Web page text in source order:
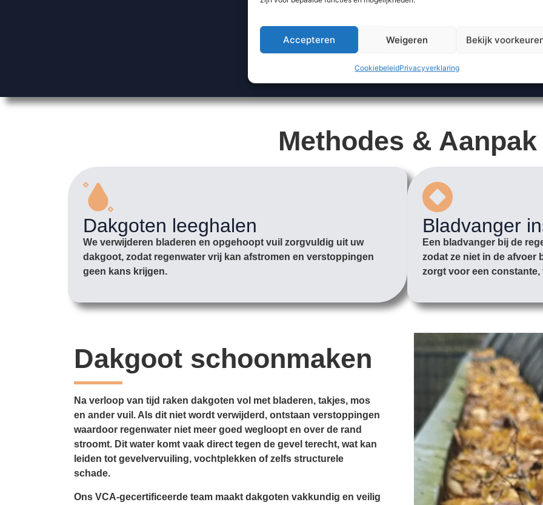
Accepteren Weigeren Bekijk
CookiebeleidPrivacyverklaring
Methodes & Aanpak
Dakgoten leeghalen
We verwijderen bladeren en opgehoopt vuil zorgvuldig uit uw
dakgoot, zodat regenwater vrij kan afstromen en verstoppingen
geen kans krijgen.
Bladvanger
Een bladvanger bij de
zodat ze niet in de afvoer
zorgt voor een constante,
Dakgoot schoonmaken
Na verloop van tijd raken dakgoten vol met bladeren, takjes, mos
en ander vuil. Als dit niet wordt verwijderd, ontstaan verstoppingen
waardoor regenwater niet meer goed wegloopt en over de rand
stroomt. Dit water komt vaak direct tegen de gevel terecht, wat kan
leiden tot gevelvervuiling, vochtplekken of zelfs structurele
schade.
Ons VCA-gecertificeerde team maakt dakgoten vakkundig en veilig